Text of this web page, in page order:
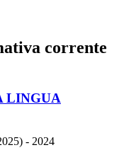
corrente
LINGUA
- 2024